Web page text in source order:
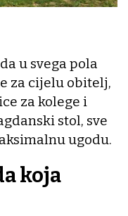
u svega pola
za cijelu obitelj,
za kolege i
stol, sve
ugodu.
koja